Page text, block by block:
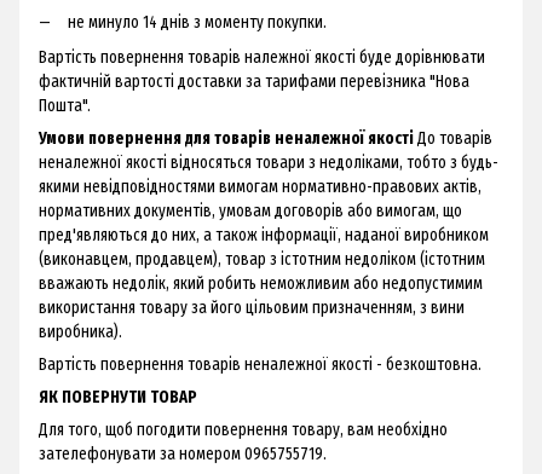
не минуло 14 днів з моменту покупки.
Вартість повернення товарів належної якості буде дорівнювати
фактичній вартості доставки за тарифами перевізника "Нова
Пошта".
Умови повернення для товарів неналежної якостіДо товарів
неналежної якості відносяться товари з недоліками, тобто з будь-
якими невідповідностями вимогам нормативно-правових актів,
нормативних документів, умовам договорів або вимогам, що
пред'являються до них, а також інформації, наданої виробником
(виконавцем, продавцем), товар з істотним недоліком (істотним
вважають недолік, який робить неможливим або недопустимим
використання товару за його цільовим призначенням, з вини
виробника).
Вартість повернення товарів неналежної якості - безкоштовна.
ЯК ПОВЕРНУТИ ТОВАР
Для того, щоб погодити повернення товару, вам необхідно
зателефонувати за номером 0965755719.